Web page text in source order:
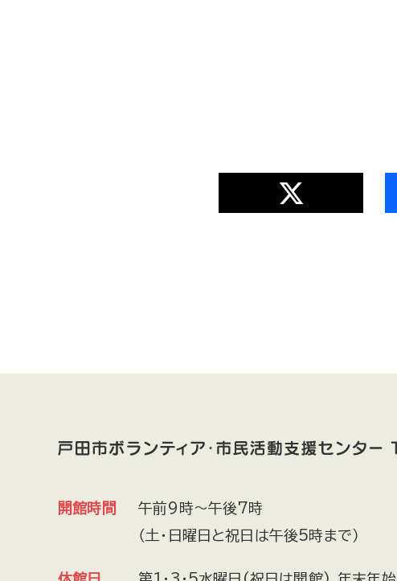
開館時間
午前9時～午後7時
（土・日曜日と祝日は午後5時まで）